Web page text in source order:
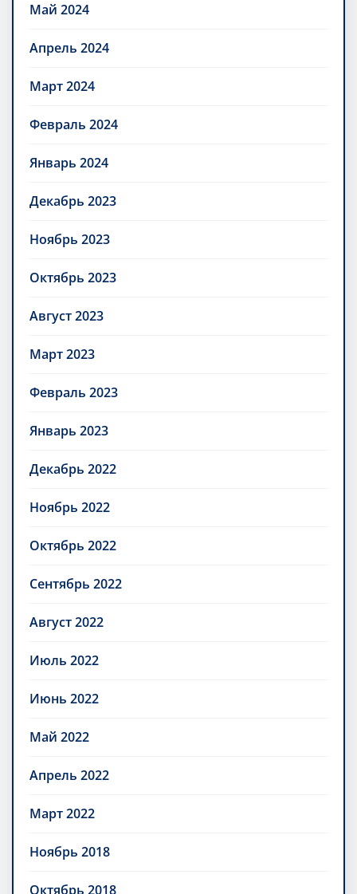
Май 2024
Апрель 2024
Март 2024
Февраль 2024
Январь 2024
Декабрь 2023
Ноябрь 2023
Октябрь 2023
Август 2023
Март 2023
Февраль 2023
Январь 2023
Декабрь 2022
Ноябрь 2022
Октябрь 2022
Сентябрь 2022
Август 2022
Июль 2022
Июнь 2022
Май 2022
Апрель 2022
Март 2022
Ноябрь 2018
Октябрь 2018